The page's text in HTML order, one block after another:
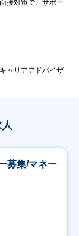
接対策で、サポー
ャリアアドバイザ
募集/マネー